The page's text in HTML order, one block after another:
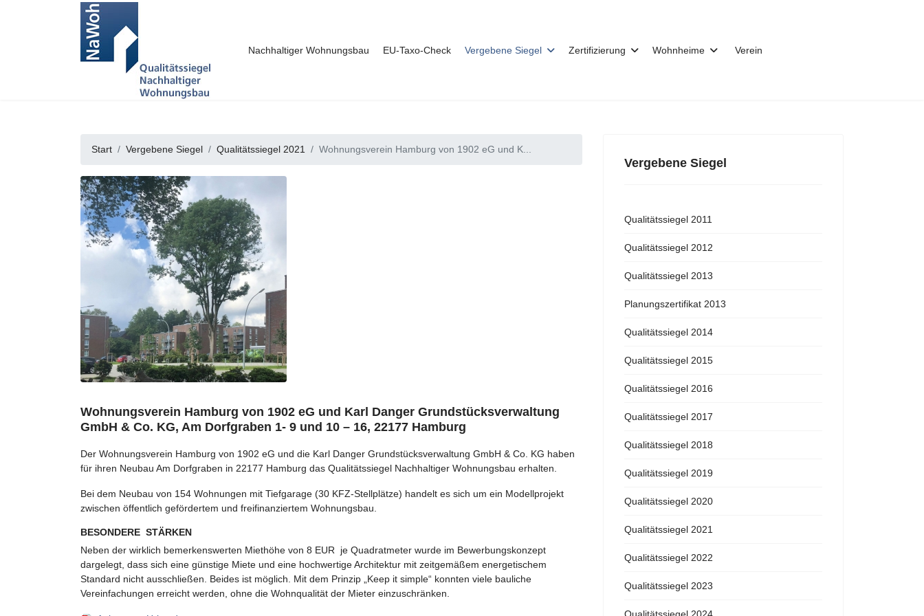
Nachhaltiger Wohnungsbau EU-Taxo-Check Vergebene Siegel Zertifizierung Wohnheime Verein
Start Vergebene Siegel Qualitätssiegel 2021 Wohnungsverein Hamburg von 1902 eG und K...
Wohnungsverein Hamburg von 1902 eG und Karl Danger Grundstücksverwaltung
GmbH & Co. KG, Am Dorfgraben 1- 9 und 10 – 16, 22177 Hamburg
Der Wohnungsverein Hamburg von 1902 eG und die Karl Danger Grundstücksverwaltung GmbH & Co. KG haben
für ihren Neubau Am Dorfgraben in 22177 Hamburg das Qualitätssiegel Nachhaltiger Wohnungsbau erhalten.
Bei dem Neubau von 154 Wohnungen mit Tiefgarage (30 KFZ-Stellplätze) handelt es sich um ein Modellprojekt
zwischen öffentlich gefördertem und freifinanziertem Wohnungsbau.
BESONDERE STÄRKEN
Neben der wirklich bemerkenswerten Miethöhe von 8 EUR je Quadratmeter wurde im Bewerbungskonzept
dargelegt, dass sich eine günstige Miete und eine hochwertige Architektur mit zeitgemäßem energetischem
Standard nicht ausschließen. Beides ist möglich. Mit dem Prinzip „Keep it simple“ konnten viele bauliche
Vereinfachungen erreicht werden, ohne die Wohnqualität der Mieter einzuschränken.
Vergebene Siegel
Qualitätssiegel 2011
Qualitätssiegel 2012
Qualitätssiegel 2013
Planungszertifikat 2013
Qualitätssiegel 2014
Qualitätssiegel 2015
Qualitätssiegel 2016
Qualitätssiegel 2017
Qualitätssiegel 2018
Qualitätssiegel 2019
Qualitätssiegel 2020
Qualitätssiegel 2021
Qualitätssiegel 2022
Qualitätssiegel 2023